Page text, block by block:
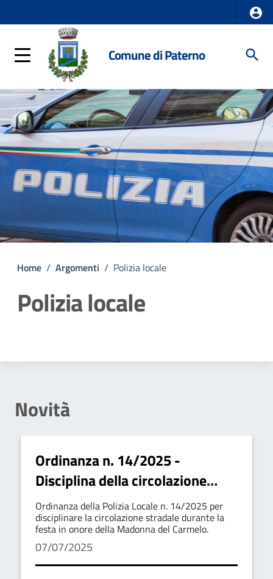
Comune di Paterno
Home / Argomenti / Polizia locale
Polizia locale
Novità
Ordinanza n. 14/2025 -
Disciplina della circolazione
stradale per la Festa della
Madonna del Carmelo
Ordinanza della Polizia Locale n. 14/2025 per
disciplinare la circolazione stradale durante la
festa in onore della Madonna del Carmelo.
07/07/2025